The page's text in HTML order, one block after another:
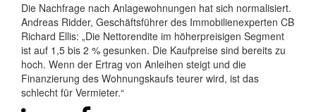
Die Nachfrage nach Anlagewohnungen hat sich normalisiert.
Andreas Ridder, Geschäftsführer des Immobilienexperten CB
Richard Ellis: „Die Nettorendite im höherpreisigen Segment
ist auf 1,5 bis 2 % gesunken. Die Kaufpreise sind bereits zu
hoch. Wenn der Ertrag von Anleihen steigt und die
Finanzierung des Wohnungskaufs teurer wird, ist das
schlecht für Vermieter.“